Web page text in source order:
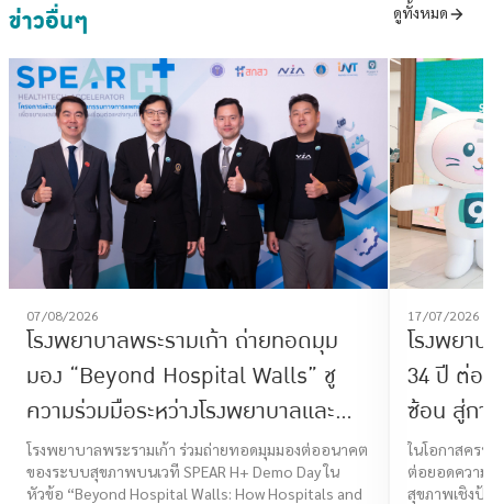
ข่าวอื่นๆ ดูทั้งหมด
07/08/2026
โรงพยาบาลพระรามเก้า ถ่ายทอดมุม
มอง “Beyond Hospital Walls” ชู
ความร่วมมือระหว่างโรงพยาบาลและ
Startup ร่วมสร้างอนาคต Smart
Healthcare
โรงพยาบาลพระรามเก้า ร่วมถ่ายทอดมุมมองต่ออนาคต
ของระบบสุขภาพบนเวที SPEAR H+ Demo Day ใน
หัวข้อ “Beyond Hospital Walls: How Hospitals and
17/07/2026
โรงพยา
34 ปี ต่อ
ซ้อน สู่ก
โจทย์ไล
CARE
ในโอกาสคร
ต่อยอดความ
สุขภาพเชิงป้